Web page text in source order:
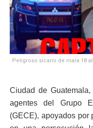
Peligroso sicario de mara 18
Ciudad de
agentes del Grupo
(GECE), apoyados